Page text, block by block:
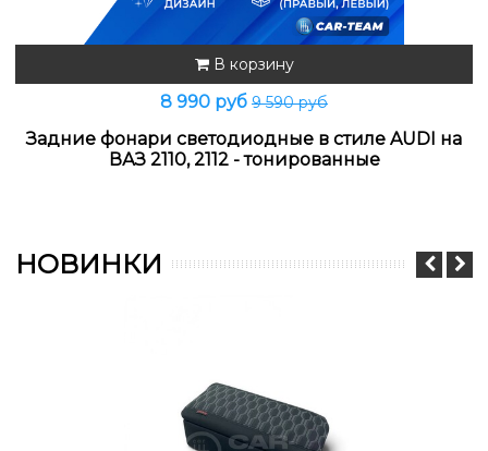
В корзину
8 990 руб 9 590 руб
Задние фонари светодиодные в стиле AUDI на
ВАЗ 2110, 2112 - тонированные
НОВИНКИ